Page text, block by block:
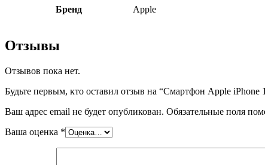
Бренд Apple
Отзывы
Отзывов пока нет.
Будьте первым, кто оставил отзыв на “Смартфон Apple
Ваш адрес email не будет опубликован. Обязательные поля
Ваша оценка *